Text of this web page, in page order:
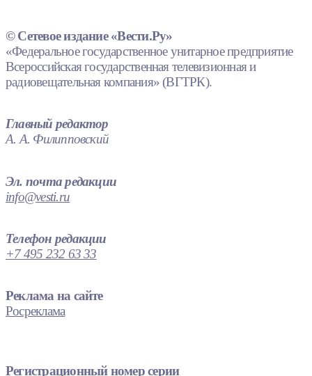
© Сетевое издание «Вести.Ру»
«Федеральное государственное унитарное предприятие
Всероссийская государственная телевизионная и
радиовещательная компания» (ВГТРК).
Главный редактор
А. А. Филипповский
Эл. почта редакции
info@vesti.ru
Телефон редакции
+7 495 232 63 33
Реклама на сайте
Росреклама
Регистрационный номер серии